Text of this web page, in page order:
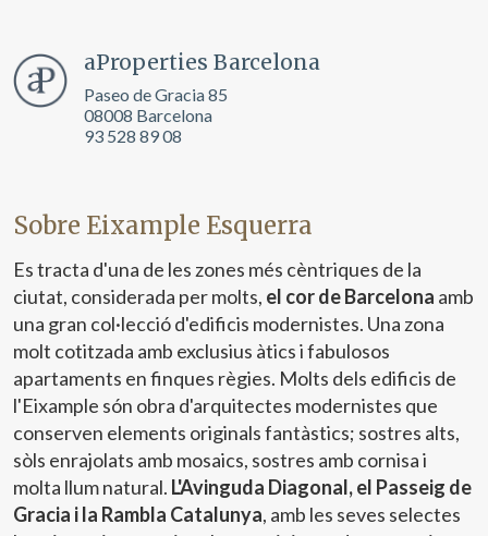
aProperties Barcelona
Paseo de Gracia 85
08008 Barcelona
93 528 89 08
Sobre Eixample Esquerra
Es tracta d'una de les zones més cèntriques de la
ciutat, considerada per molts, el cor de Barcelona amb
una gran col·lecció d'edificis modernistes. Una zona
molt cotitzada amb exclusius àtics i fabulosos
apartaments en finques règies. Molts dels edificis de
l'Eixample són obra d'arquitectes modernistes que
conserven elements originals fantàstics; sostres alts,
sòls enrajolats amb mosaics, sostres amb cornisa i
molta llum natural. L'Avinguda Diagonal, el Passeig de
Gracia i la Rambla Catalunya, amb les seves selectes